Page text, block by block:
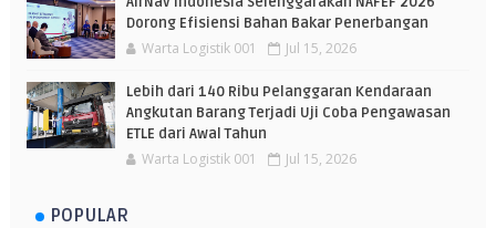
Dorong Efisiensi Bahan Bakar Penerbangan
Warta Logistik 001 Jul 15, 2026
Lebih dari 140 Ribu Pelanggaran Kendaraan
Angkutan Barang Terjadi Uji Coba Pengawasan
ETLE dari Awal Tahun
Warta Logistik 001 Jul 15, 2026
POPULAR